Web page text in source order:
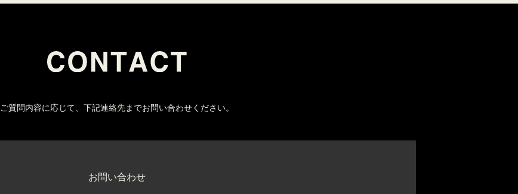
ご質問内容に応じて、下記連絡先までお問い合わせください。
お問い合わせ